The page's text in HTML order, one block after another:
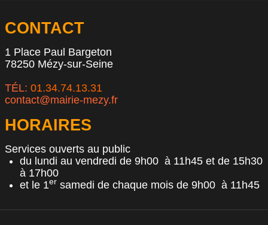
CONTACT
1 Place Paul Bargeton
78250 Mézy-sur-Seine
TÉL: 01.34.74.13.31
contact@mairie-mezy.fr
HORAIRES
Services ouverts au public
du lundi au vendredi de 9h00 à 11h45 et de 15h30
à 17h00
et le 1er samedi de chaque mois de 9h00 à 11h45